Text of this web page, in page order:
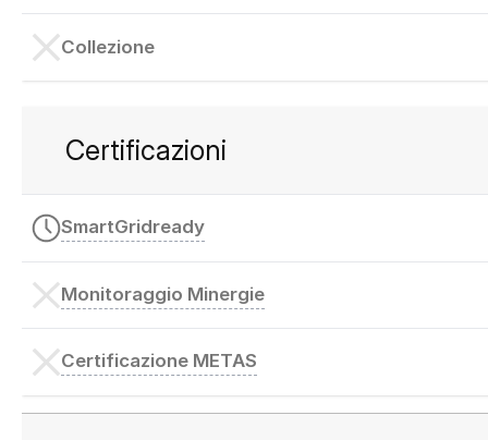
Collezione
Certificazioni
SmartGridready
Monitoraggio Minergie
Certificazione METAS